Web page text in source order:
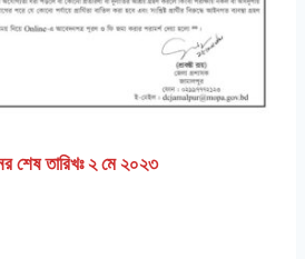
শেষ তারিখঃ ২ মে ২০২৩